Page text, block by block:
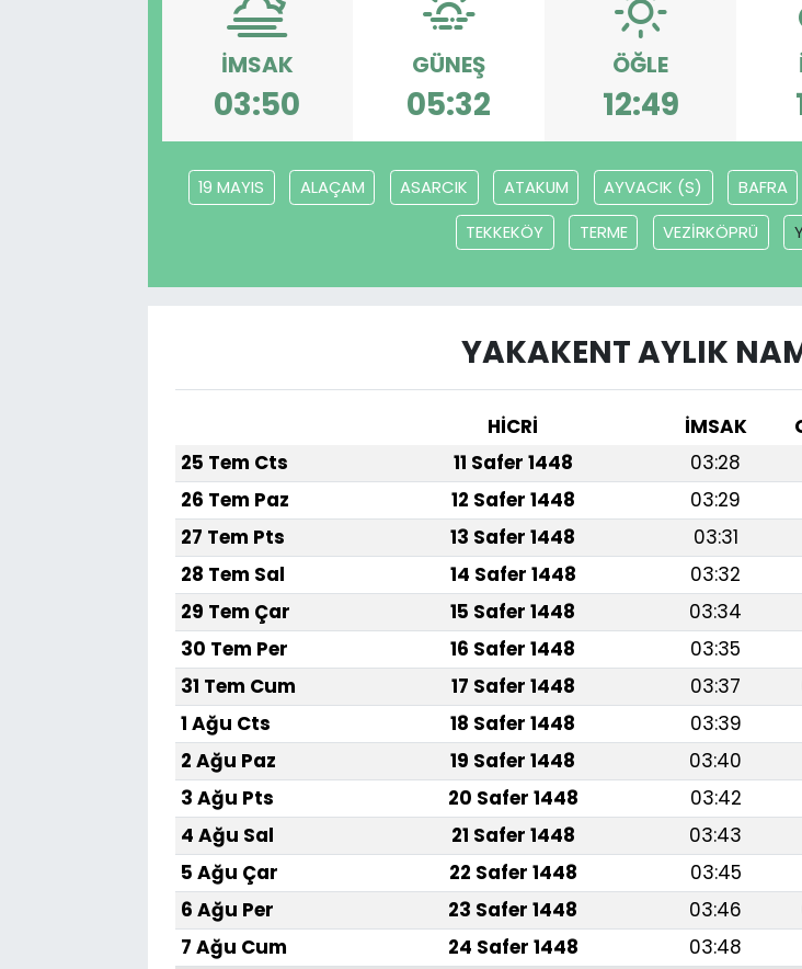
İMSAK
03:50
GÜNEŞ
05:32
ÖĞLE
12:49
19 MAYIS ALAÇAM ASARCIK ATAKUM AYVACIK (S) BAFRA
TEKKEKÖY
TERME VEZİRKÖPRÜ
YAKAKENT AYLIK
HİCRİ İMSAK
25 Tem Cts
11 Safer 1448 03:28
26 Tem Paz
12 Safer 1448 03:29
27 Tem Pts
13 Safer 1448 03:31
28 Tem Sal
14 Safer 1448 03:32
29 Tem Çar
15 Safer 1448 03:34
30 Tem Per
16 Safer 1448 03:35
31 Tem Cum
17 Safer 1448 03:37
1 Ağu Cts
18 Safer 1448 03:39
2 Ağu Paz
19 Safer 1448 03:40
3 Ağu Pts
20 Safer 1448 03:42
4 Ağu Sal
21 Safer 1448 03:43
5 Ağu Çar
22 Safer 1448 03:45
6 Ağu Per
23 Safer 1448 03:46
7 Ağu Cum
24 Safer 1448 03:48